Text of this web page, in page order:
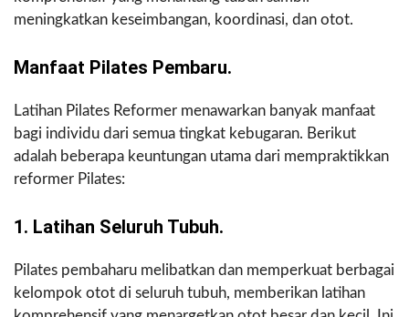
meningkatkan keseimbangan, koordinasi, dan otot.
Manfaat Pilates Pembaru.
Latihan Pilates Reformer menawarkan banyak manfaat
bagi individu dari semua tingkat kebugaran. Berikut
adalah beberapa keuntungan utama dari mempraktikkan
reformer Pilates:
1. Latihan Seluruh Tubuh.
Pilates pembaharu melibatkan dan memperkuat berbagai
kelompok otot di seluruh tubuh, memberikan latihan